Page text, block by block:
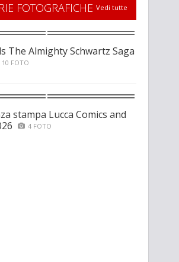
FOTOGRAFICHE Vedi tutte
The Almighty Schwartz Saga
10 FOTO
stampa Lucca Comics and
4 FOTO